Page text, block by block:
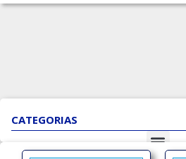
CATEGORIAS